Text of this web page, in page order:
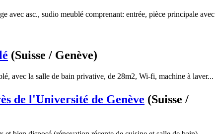
avec asc., sudio meublé comprenant: entrée, pièce principale avec
(Suisse / Genève)
avec la salle de bain privative, de 28m2, Wi-fi, machine à laver...
de l'Université de Genève (Suisse /